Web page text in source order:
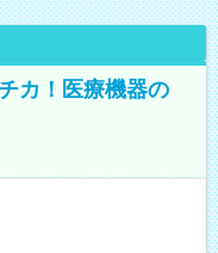
カ！医療機器の